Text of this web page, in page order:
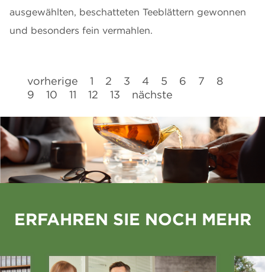
ausgewählten, beschatteten Teeblättern gewonnen
und besonders fein vermahlen.
vorherige 1 2 3 4 5 6 7
8
9
10 11 12 13 nächste
ERFAHREN SIE NOCH MEHR